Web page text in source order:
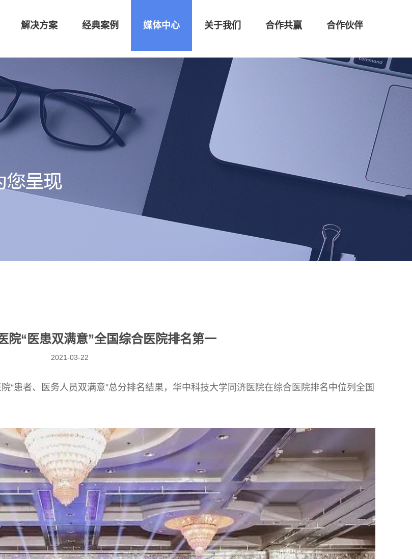
解决方案 经典案例 媒体中心 关于我们 合作共赢 合作伙伴
院“医患双满意”全国综合医院排名第一
2021-03-22
“患者、医务人员双满意”总分排名结果，华中科技大学同济医院在综合医院排名中位列全国